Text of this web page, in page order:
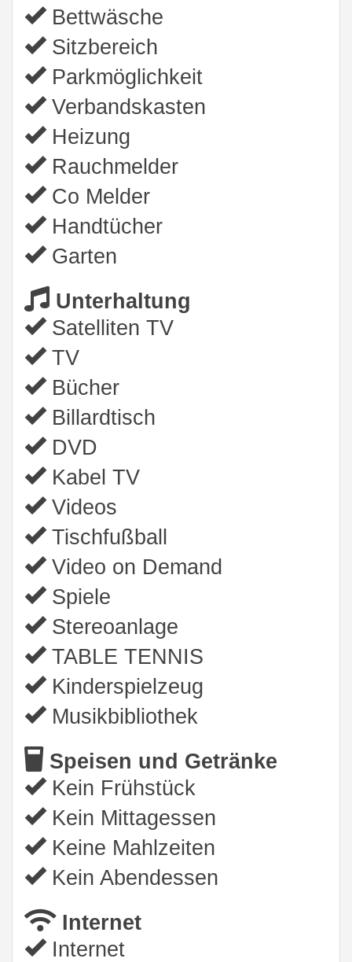
Bettwäsche
Sitzbereich
Parkmöglichkeit
Verbandskasten
Heizung
Rauchmelder
Co Melder
Handtücher
Garten
Unterhaltung
Satelliten TV
TV
Bücher
Billardtisch
DVD
Kabel TV
Videos
Tischfußball
Video on Demand
Spiele
Stereoanlage
TABLE TENNIS
Kinderspielzeug
Musikbibliothek
Speisen und Getränke
Kein Frühstück
Kein Mittagessen
Keine Mahlzeiten
Kein Abendessen
Internet
Internet